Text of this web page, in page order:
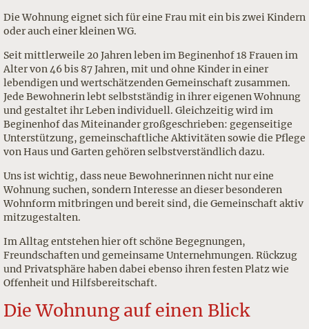
Die Wohnung eignet sich für eine Frau mit ein bis zwei Kindern
oder auch einer kleinen WG.
Seit mittlerweile 20 Jahren leben im Beginenhof 18 Frauen im
Alter von 46 bis 87 Jahren, mit und ohne Kinder in einer
lebendigen und wertschätzenden Gemeinschaft zusammen.
Jede Bewohnerin lebt selbstständig in ihrer eigenen Wohnung
und gestaltet ihr Leben individuell. Gleichzeitig wird im
Beginenhof das Miteinander großgeschrieben: gegenseitige
Unterstützung, gemeinschaftliche Aktivitäten sowie die Pflege
von Haus und Garten gehören selbstverständlich dazu.
Uns ist wichtig, dass neue Bewohnerinnen nicht nur eine
Wohnung suchen, sondern Interesse an dieser besonderen
Wohnform mitbringen und bereit sind, die Gemeinschaft aktiv
mitzugestalten.
Im Alltag entstehen hier oft schöne Begegnungen,
Freundschaften und gemeinsame Unternehmungen. Rückzug
und Privatsphäre haben dabei ebenso ihren festen Platz wie
Offenheit und Hilfsbereitschaft.
Die Wohnung auf einen Blick